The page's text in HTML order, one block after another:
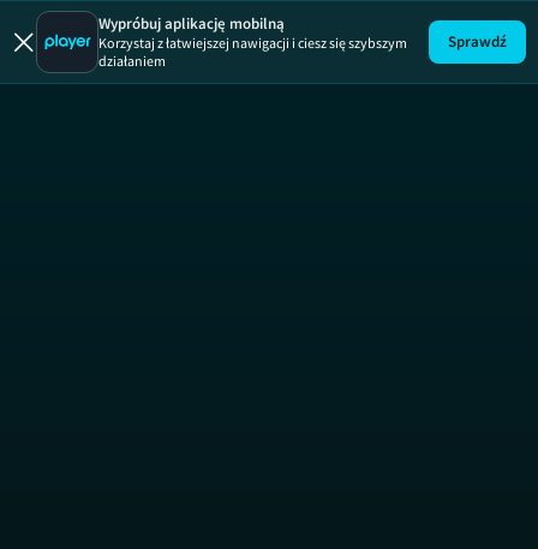
Uwaga!
Wypróbuj aplikację mobilną
Korzystaj z łatwiejszej nawigacji i ciesz się szybszym
działaniem
Sprawdź